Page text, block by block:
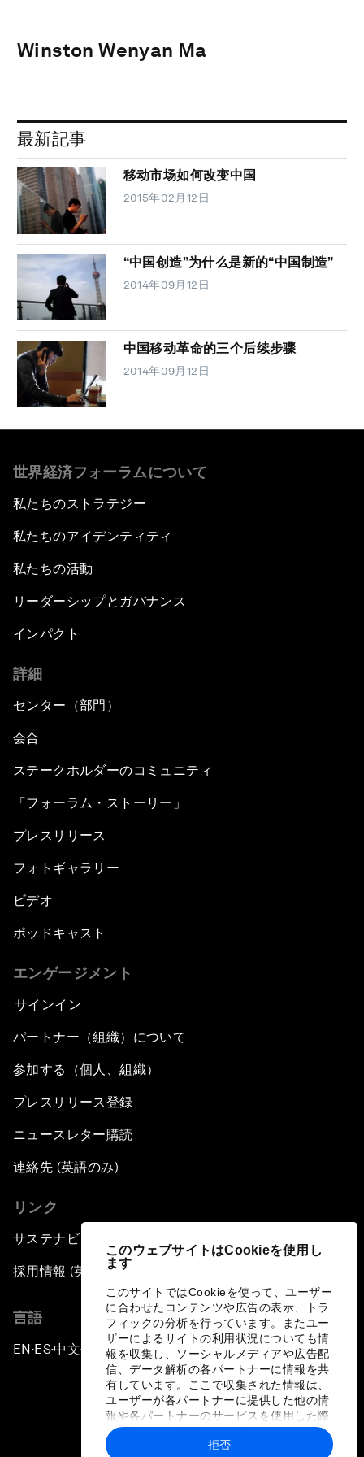
このウェブサイトはCookieを使用し
ます
このサイトではCookieを使って、ユーザー
に合わせたコンテンツや広告の表示、トラ
フィックの分析を行っています。またユー
ザーによるサイトの利用状況についても情
報を収集し、ソーシャルメディアや広告配
信、データ解析の各パートナーに情報を共
有しています。ここで収集された情報は、
ユーザーが各パートナーに提供した他の情
報や各パートナーのサービスを使用した際
に収集された情報と組み合わされ、各パー
トナーによって使用されることがありま
拒否
Winston Wenyan Ma
最新記事
移动市场如何改变中国
2015年02月12日
“中国创造”为什么是新的“中国制造”
2014年09月12日
中国移动革命的三个后续步骤
2014年09月12日
世界経済フォーラムについて
私たちのストラテジー
私たちのアイデンティティ
私たちの活動
リーダーシップとガバナンス
インパクト
詳細
センター（部門）
会合
ステークホルダーのコミュニティ
「フォーラム・ストーリー」
プレスリリース
フォトギャラリー
ビデオ
ポッドキャスト
エンゲージメント
サインイン
パートナー（組織）について
参加する（個人、組織）
プレスリリース登録
ニュースレター購読
連絡先 (英語のみ)
リンク
サステナビリティへの取り組み
採用情報 (英語のみ)
言語
EN ▪ ES▪中文▪ 日本語